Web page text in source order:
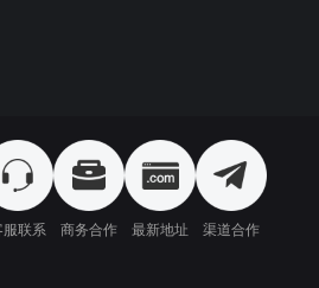
服联系
商务合作 最新地址 渠道合作